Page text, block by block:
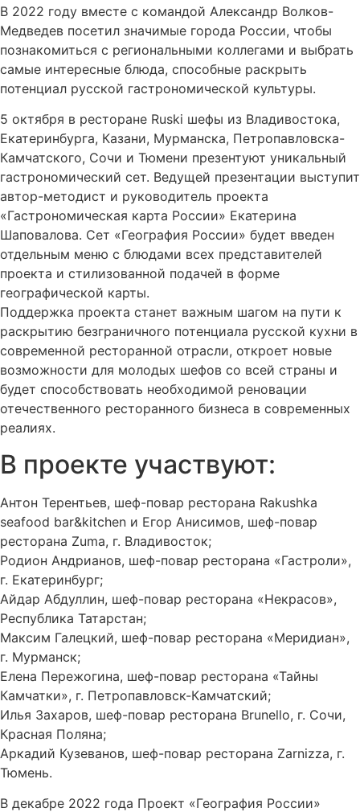
В 2022 году вместе с командой Александр Волков-
Медведев посетил значимые города России, чтобы
познакомиться с региональными коллегами и выбрать
самые интересные блюда, способные раскрыть
потенциал русской гастрономической культуры.
5 октября в ресторане Ruski шефы из Владивостока,
Екатеринбурга, Казани, Мурманска, Петропавловска-
Камчатского, Сочи и Тюмени презентуют уникальный
гастрономический сет. Ведущей презентации выступит
автор-методист и руководитель проекта
«Гастрономическая карта России» Екатерина
Шаповалова. Сет «География России» будет введен
отдельным меню с блюдами всех представителей
проекта и стилизованной подачей в форме
географической карты.
Поддержка проекта станет важным шагом на пути к
раскрытию безграничного потенциала русской кухни в
современной ресторанной отрасли, откроет новые
возможности для молодых шефов со всей страны и
будет способствовать необходимой реновации
отечественного ресторанного бизнеса в современных
реалиях.
В проекте участвуют:
Антон Терентьев, шеф-повар ресторана Rakushka
seafood bar&kitchen и Егор Анисимов, шеф-повар
ресторана Zuma, г. Владивосток;
Родион Андрианов, шеф-повар ресторана «Гастроли»,
г. Екатеринбург;
Айдар Абдуллин, шеф-повар ресторана «Некрасов»,
Республика Татарстан;
Максим Галецкий, шеф-повар ресторана «Меридиан»,
г. Мурманск;
Елена Пережогина, шеф-повар ресторана «Тайны
Камчатки», г. Петропавловск-Камчатский;
Илья Захаров, шеф-повар ресторана Brunello, г. Сочи,
Красная Поляна;
Аркадий Кузеванов, шеф-повар ресторана Zarnizza, г.
Тюмень.
В декабре 2022 года Проект «География России»